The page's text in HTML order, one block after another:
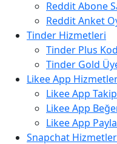
Reddit Abone
Reddit Anket
Tinder Hizmetleri
Tinder Plus
Tinder Gold
Likee App
Likee App
Likee App
Likee App
Snapchat